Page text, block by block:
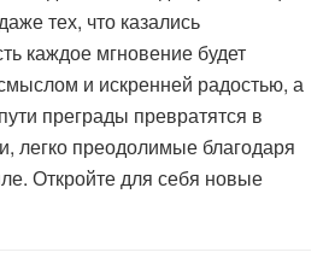
тех, что казались
каждое мгновение будет
и искренней радостью, а
преграды превратятся в
легко преодолимые благодаря
Откройте для себя новые